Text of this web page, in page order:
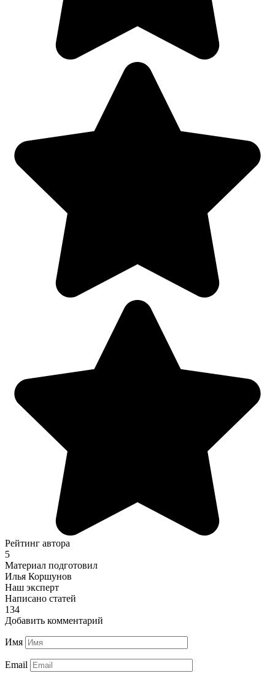
Рейтинг автора
5
Материал подготовил
Илья Коршунов
Наш эксперт
Написано статей
134
Добавить комментарий
Имя
Email